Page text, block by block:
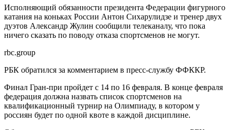
Исполняющий обязанности президента Федерации фигурного
катания на коньках России Антон Сихарулидзе и тренер двух
дуэтов Александр Жулин сообщили телеканалу, что пока
ничего сказать по поводу отказа спортсменов не могут.
rbc.group
РБК обратился за комментарием в пресс-службу ФФККР.
Финал Гран-при пройдет с 14 по 16 февраля. В конце февраля
федерация должна назвать список спортсменов на
квалификационный турнир на Олимпиаду, в котором у
россиян будет по одной квоте в каждой дисциплине.